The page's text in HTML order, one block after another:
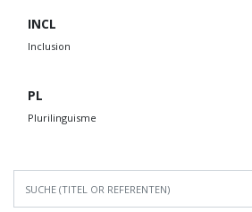
INCL
Inclusion
PL
Plurilinguisme